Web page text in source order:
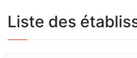
Liste des